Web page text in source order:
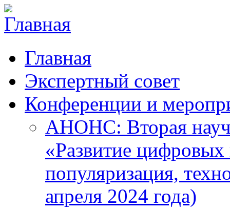
Главная
Экспертный совет
Конференции и
АНОНС: Вторая
«Развитие цифровых
популяризация,
апреля 2024 года)